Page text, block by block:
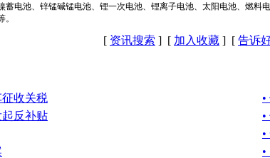
电池、锌锰碱锰电池、锂一次电池、锂离子电池、太阳电池、燃
[ 资讯搜索 ] [ 加入收藏 ] [ 告诉
收关税
反补贴